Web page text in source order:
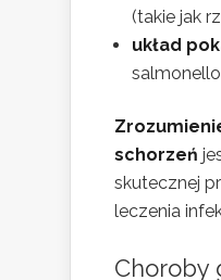
(takie jak
układ
schorzeń
skutecznej
leczenia
Choroby